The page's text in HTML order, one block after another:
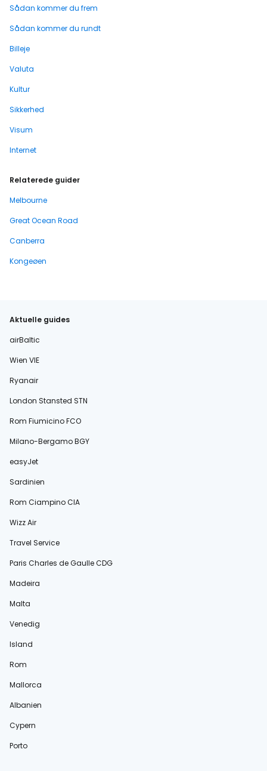
Sådan kommer du frem
Sådan kommer du rundt
Billeje
Valuta
Kultur
Sikkerhed
Visum
Internet
Relaterede guider
Melbourne
Great Ocean Road
Canberra
Kongeøen
Aktuelle guides
airBaltic
Wien VIE
Ryanair
London Stansted STN
Rom Fiumicino FCO
Milano-Bergamo BGY
easyJet
Sardinien
Rom Ciampino CIA
Wizz Air
Travel Service
Paris Charles de Gaulle CDG
Madeira
Malta
Venedig
Island
Rom
Mallorca
Albanien
Cypern
Porto